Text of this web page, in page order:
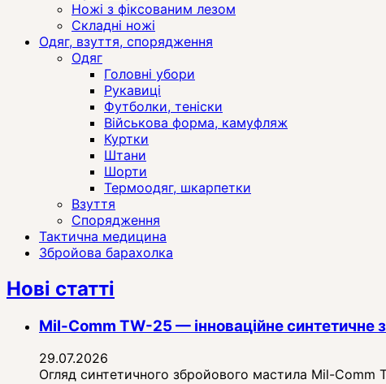
Ножі з фіксованим лезом
Складні ножі
Одяг, взуття, спорядження
Одяг
Головні убори
Рукавиці
Футболки, теніски
Військова форма, камуфляж
Куртки
Штани
Шорти
Термоодяг, шкарпетки
Взуття
Спорядження
Тактична медицина
Збройова барахолка
Нові статті
Mil-Comm TW-25 — інноваційне синтетичне
29.07.2026
Огляд синтетичного збройового мастила Mil-Comm